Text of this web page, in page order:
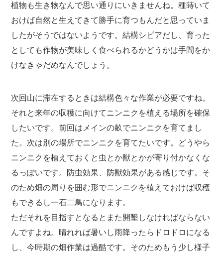
植物も生き物なんで思い通りにいきませんね。種蒔いて
おけば自然と生えてきて勝手に育つもんだと思っていま
したがそうではないようです。結構シビアだし、育った
としても作物が美味しく食べられるかどうかは手間をか
けなきゃだめなんでしょう。
次回山に滞在するときは結構色々な作業が必要ですね。
それと来年の収穫に向けてニンニクを植える場所を確保
したいです。前回はメインの畝でニンニクを育てまし
た。次は別の場所でニンニクを育てたいです。どうやら
ニンニクを植えておくと虫とか獣とかが寄り付かなくな
るっぽいです。防虫効果、防獣効果がある感じです。そ
のため畑の周りを囲む形でニンニクを植えておけば収穫
もできるし一石二鳥になります。
ただそれを目指すとなるとまた開墾しなければならない
んですよね。晴れれば暑いし雨降ったらドロドロになる
し、今時期の畑作業は過酷です。そのためもう少し様子